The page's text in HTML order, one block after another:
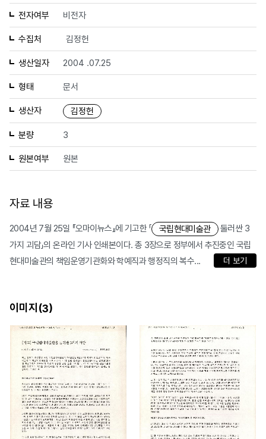
전자여부 비전자
수집처 김정헌
생산일자 2004 .07.25
형태 문서
생산자 김정헌
분량 3
원본여부 원본
자료 내용
2004년 7월 25일 『오마이뉴스』에 기고한 「 국립현대미술관
둘러싼 3
가지 괴담」의 온라인 기사 인쇄본이다. 총 3장으로 정부에서 추진중인 국립
현대미술관의 책임운영기관화와 학예직과 행정직의 복수...
더 보기
이미지(3)